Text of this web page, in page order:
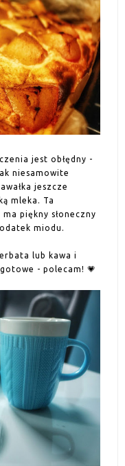
jest obłędny -
niesamowite
jeszcze
mleka. Ta
piękny słoneczny
miodu.
lub kawa i
- polecam! 💗